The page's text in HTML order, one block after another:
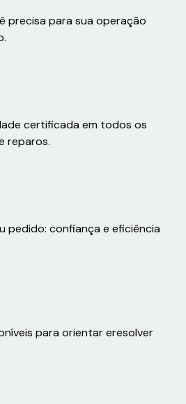
precisa para sua operação
certificada em todos os
reparos.
pedido: confiança e eficiência
para orientar eresolver